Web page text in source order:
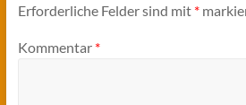
Erforderliche Felder sind mit *
Kommentar *